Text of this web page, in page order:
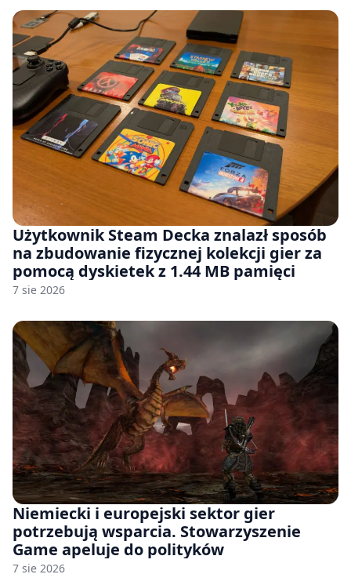
Użytkownik Steam Decka znalazł sposób
na zbudowanie fizycznej kolekcji gier za
pomocą dyskietek z 1.44 MB pamięci
7 sie 2026
Niemiecki i europejski sektor gier
potrzebują wsparcia. Stowarzyszenie
Game apeluje do polityków
7 sie 2026